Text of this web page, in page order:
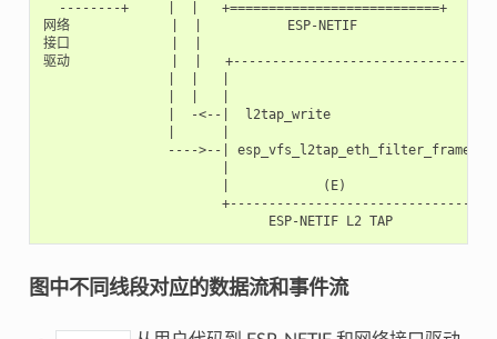
--------+     |  |   +===========================+
网络             |  |           ESP-NETIF
接口             |  |
驱动             |  |   +--------------------------------
|  -<--|  l2tap_write
---->--| esp_vfs_l2tap_eth_filter_frame
|            (E)                 |
+--------------------------------+
                             ESP-NETIF L2 TAP
图中不同线段对应的数据流和事件流